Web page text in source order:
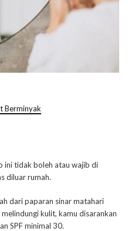
Berminyak
ini tidak boleh atau wajib di
diluar rumah.
dari paparan sinar matahari
kulit, kamu disarankan
SPF minimal 30.